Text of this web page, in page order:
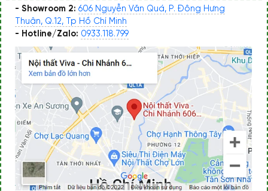
- Showroom 2: 606 Nguyễn Văn Quá, P. Đông Hưng
Thuận, Q.12, Tp Hồ Chí Minh
- Hotline/Zalo: 0933.118.799